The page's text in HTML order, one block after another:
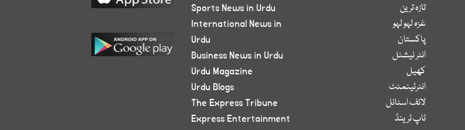
تازہ ترین
غزہ لہو لہو
پاکستان
انٹر نیشنل
کھیل
انٹرٹینمنٹ
لائف اسٹائل
ٹاپ ٹرینڈ
Sports News in Urdu
International News in
Urdu
Business News in Urdu
Urdu Magazine
Urdu Blogs
The Express Tribune
Express Entertainment